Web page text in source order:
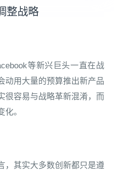
整战略
等新兴巨头一直在战
动用大量的预算推出新产品
很容易与战略革新混淆，而
。
，其实大多数创新都只是遵